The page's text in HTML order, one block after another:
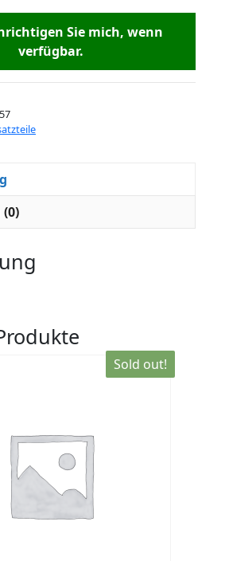
Sie mich, wenn
verfügbar.
Sold out!